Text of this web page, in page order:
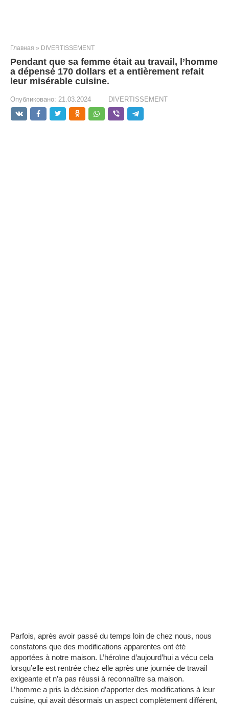
Главная » DIVERTISSEMENT
Pendant que sa femme était au travail, l’homme
a dépensé 170 dollars et a entièrement refait
leur misérable cuisine.
Опубликовано: 21.03.2024 DIVERTISSEMENT
Parfois, après avoir passé du temps loin de chez nous, nous
constatons que des modifications apparentes ont été
apportées à notre maison. L’héroïne d’aujourd’hui a vécu cela
lorsqu’elle est rentrée chez elle après une journée de travail
exigeante et n’a pas réussi à reconnaître sa maison.
L’homme a pris la décision d’apporter des modifications à leur
cuisine, qui avait désormais un aspect complètement différent,